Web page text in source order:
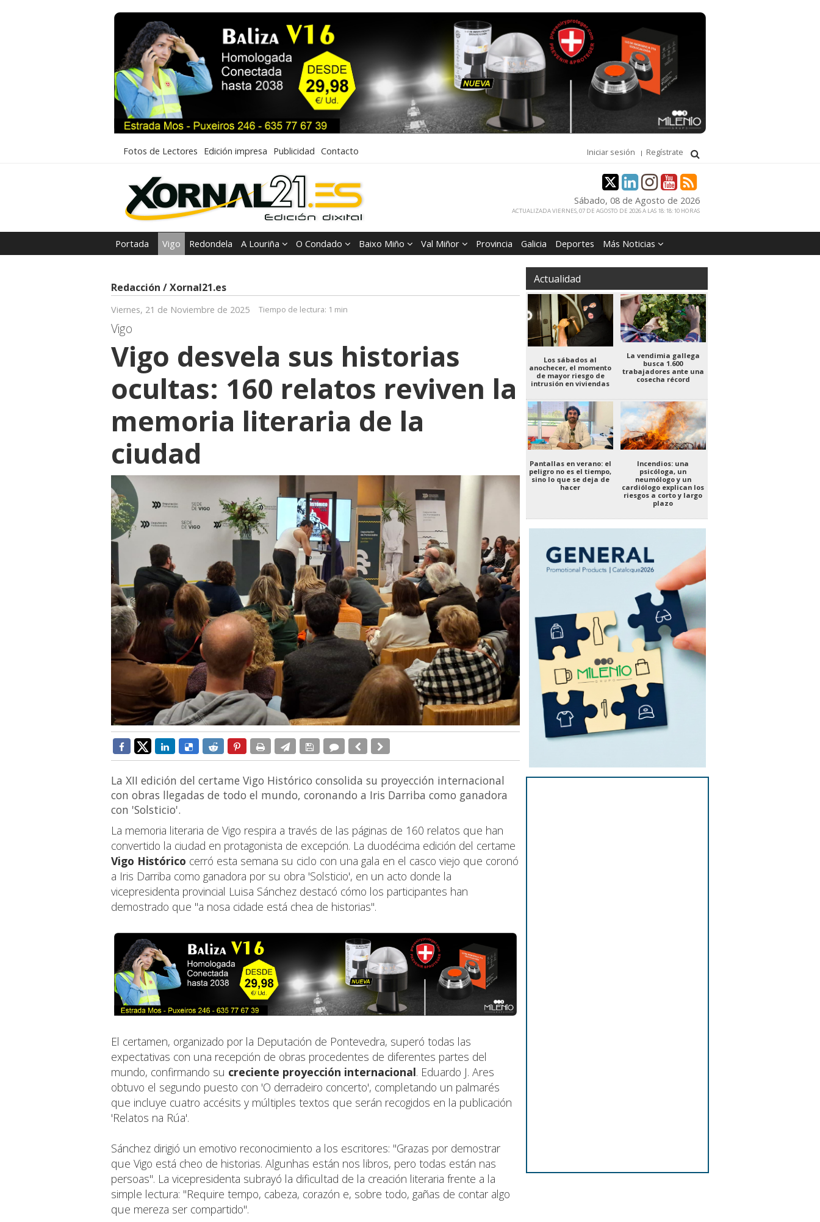
Fotos de Lectores Edición impresa Publicidad Contacto Iniciar sesión Regístrate
Sábado, 08 de Agosto de 2026
ACTUALIZADA VIERNES, 07 DE AGOSTO DE 2026 A LAS 18:18:10 HORAS
Portada Vigo Redondela A Louriña O Condado Baixo Miño Val Miñor Provincia Galicia Deportes Más Noticias
Redacción / Xornal21.es
Viernes, 21 de Noviembre de 2025 Tiempo de lectura: 1 min
Vigo
Vigo desvela sus historias
ocultas: 160 relatos reviven la
memoria literaria de la
ciudad
La XII edición del certame Vigo Histórico consolida su proyección internacional
con obras llegadas de todo el mundo, coronando a Iris Darriba como ganadora
con 'Solsticio'.
La memoria literaria de Vigo respira a través de las páginas de 160 relatos que han
convertido la ciudad en protagonista de excepción. La duodécima edición del certame
Vigo Histórico cerró esta semana su ciclo con una gala en el casco viejo que coronó
a Iris Darriba como ganadora por su obra 'Solsticio', en un acto donde la
vicepresidenta provincial Luisa Sánchez destacó cómo los participantes han
demostrado que "a nosa cidade está chea de historias".
El certamen, organizado por la Deputación de Pontevedra, superó todas las
expectativas con una recepción de obras procedentes de diferentes partes del
mundo, confirmando su creciente proyección internacional. Eduardo J. Ares
obtuvo el segundo puesto con 'O derradeiro concerto', completando un palmarés
que incluye cuatro accésits y múltiples textos que serán recogidos en la publicación
'Relatos na Rúa'.
Sánchez dirigió un emotivo reconocimiento a los escritores: "Grazas por demostrar
que Vigo está cheo de historias. Algunhas están nos libros, pero todas están nas
persoas". La vicepresidenta subrayó la dificultad de la creación literaria frente a la
simple lectura: "Require tempo, cabeza, corazón e, sobre todo, gañas de contar algo
que mereza ser compartido".
Actualidad
Los sábados al
anochecer, el momento
de mayor riesgo de
intrusión en viviendas
La vendimia gallega
busca 1.600
trabajadores ante una
cosecha récord
Pantallas en verano: el
peligro no es el tiempo,
sino lo que se deja de
hacer
Incendios: una
psicóloga, un
neumólogo y un
cardiólogo explican los
riesgos a corto y largo
plazo